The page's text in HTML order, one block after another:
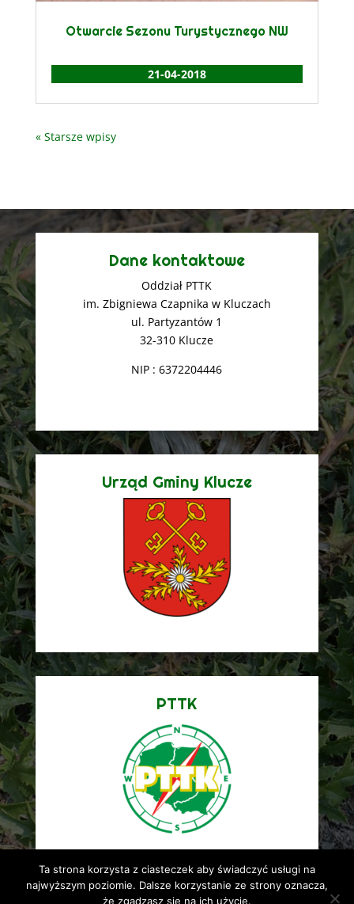
Otwarcie Sezonu Turystycznego NW
21-04-2018
« Starsze wpisy
Dane kontaktowe
Oddział PTTK
im. Zbigniewa Czapnika w Kluczach
ul. Partyzantów 1
32-310 Klucze
NIP : 6372204446
Urząd Gminy Klucze
PTTK
Ta strona korzysta z ciasteczek aby świadczyć usługi na
najwyższym poziomie. Dalsze korzystanie ze strony oznacza,
że zgadzasz się na ich użycie.